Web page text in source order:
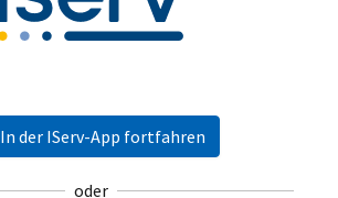
In der IServ-App fortfahren
oder